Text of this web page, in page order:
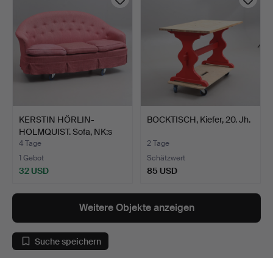
KERSTIN HÖRLIN-
HOLMQUIST. Sofa, NK:s
Triva…
4 Tage
1 Gebot
32 USD
BOCKTISCH, Kiefer, 20. Jh.
2 Tage
Schätzwert
85 USD
Weitere Objekte anzeigen
Suche speichern